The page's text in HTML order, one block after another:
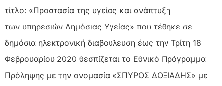
τίτλο: «Προστασία της υγείας και ανάπτυξη
των υπηρεσιών Δημόσιας Υγείας» που τέθηκε σε
δημόσια ηλεκτρονική διαβούλευση έως την Τρίτη 18
Φεβρουαρίου 2020 θεσπίζεται το Εθνικό Πρόγραμμα
Πρόληψης με την ονομασία «ΣΠΥΡΟΣ ΔΟΞΙΑΔΗΣ» με